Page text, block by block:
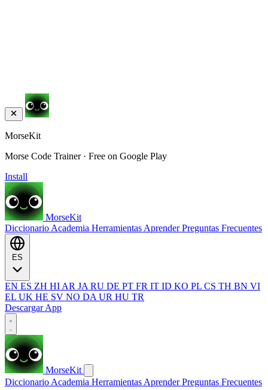
MorseKit
Morse Code Trainer · Free on Google Play
Install
MorseKit
Diccionario Academia Herramientas AprenderPreguntas Frecuentes
EN ES ZH HI AR JA RU DE PT FR IT ID KO PL CS TH BN VI
EL UK HE SV NO DA UR HU TR
Descargar App
MorseKit
Diccionario Academia Herramientas AprenderPreguntas Frecuentes